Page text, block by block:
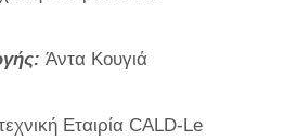
Άντα Κουγιά
Εταιρία CALD-Le